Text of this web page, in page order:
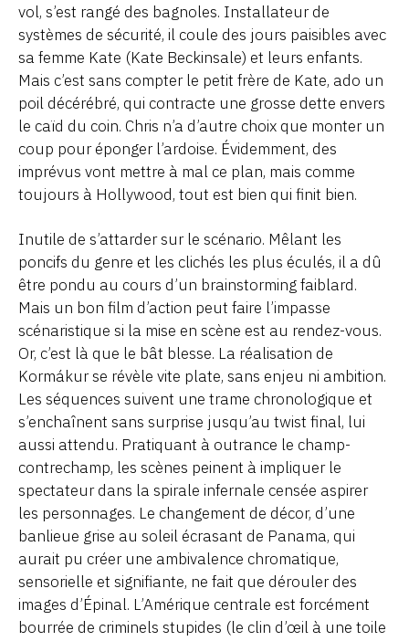
vol, s’est rangé des bagnoles. Installateur de
systèmes de sécurité, il coule des jours paisibles avec
sa femme Kate (Kate Beckinsale) et leurs enfants.
Mais c’est sans compter le petit frère de Kate, ado un
poil décérébré, qui contracte une grosse dette envers
le caïd du coin. Chris n’a d’autre choix que monter un
coup pour éponger l’ardoise. Évidemment, des
imprévus vont mettre à mal ce plan, mais comme
toujours à Hollywood, tout est bien qui finit bien.
Inutile de s’attarder sur le scénario. Mêlant les
poncifs du genre et les clichés les plus éculés, il a dû
être pondu au cours d’un brainstorming faiblard.
Mais un bon film d’action peut faire l’impasse
scénaristique si la mise en scène est au rendez-vous.
Or, c’est là que le bât blesse. La réalisation de
Kormákur se révèle vite plate, sans enjeu ni ambition.
Les séquences suivent une trame chronologique et
s’enchaînent sans surprise jusqu’au twist final, lui
aussi attendu. Pratiquant à outrance le champ-
contrechamp, les scènes peinent à impliquer le
spectateur dans la spirale infernale censée aspirer
les personnages. Le changement de décor, d’une
banlieue grise au soleil écrasant de Panama, qui
aurait pu créer une ambivalence chromatique,
sensorielle et signifiante, ne fait que dérouler des
images d’Épinal. L’Amérique centrale est forcément
bourrée de criminels stupides (le clin d’œil à une toile